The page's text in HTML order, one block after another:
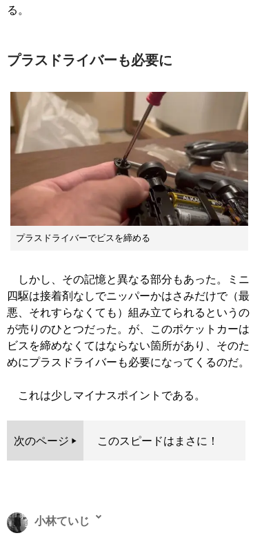
る。
プラスドライバーも必要に
プラスドライバーでビスを締める
しかし、その記憶と異なる部分もあった。ミニ
四駆は接着剤なしでニッパーかはさみだけで（最
悪、それすらなくても）組み立てられるというの
が売りのひとつだった。が、このポケットカーは
ビスを締めなくてはならない箇所があり、そのた
めにプラスドライバーも必要になってくるのだ。
これは少しマイナスポイントである。
次のページ このスピードはまさに！
小林ていじ